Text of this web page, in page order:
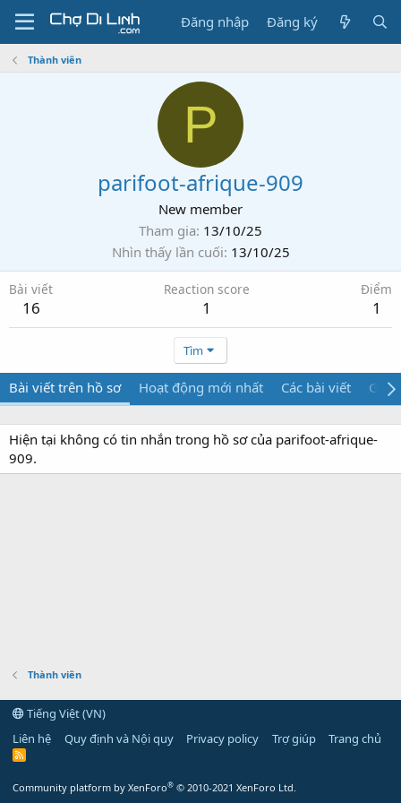
Đăng nhập Đăng ký
Thành viên
P
parifoot-afrique-909
New member
Tham gia 13/10/25
Nhìn thấy lần cuối 13/10/25
Bài viết
16
Reaction score
1
Điểm
1
Tìm
Bài viết trên hồ sơ Hoạt động mới nhất Các bài viết Giới
Hiện tại không có tin nhắn trong hồ sơ của parifoot-afrique-
909.
Thành viên
Tiếng Việt (VN)
Liên hệ
Quy định và Nội quy Privacy policy Trợ giúp Trang chủ
R
Community platform by XenForo® © 2010-2021 XenForo Ltd.